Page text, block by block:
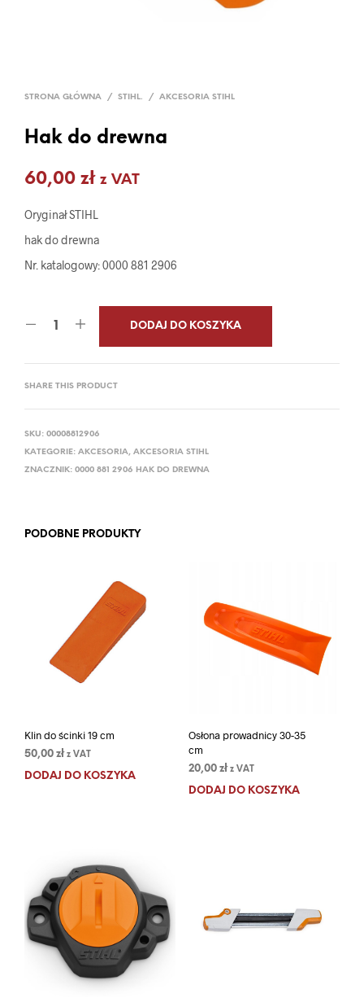
STRONA GŁÓWNA / STIHL. / AKCESORIA STIHL
Hak do drewna
60,00 zł z VAT
Oryginał STIHL
hak do drewna
Nr. katalogowy: 0000 881 2906
DODAJ DO KOSZYKA
SHARE THIS PRODUCT
SKU: 00008812906
KATEGORIE: AKCESORIA, AKCESORIA STIHL
ZNACZNIK: 0000 881 2906 HAK DO DREWNA
PODOBNE PRODUKTY
Klin do ścinki 19 cm
50,00 zł z VAT
DODAJ DO KOSZYKA
Osłona prowadnicy 30-35
cm
20,00 zł z VAT
DODAJ DO KOSZYKA